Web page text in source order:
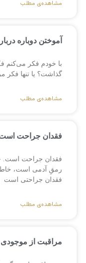
مشاهده‌ی مطلب
آموختن دوباره
با خودم فکر می‌کنم
گذاشت؟ یا تنها فکر
مشاهده‌ی مطلب
فقدان جراحت
فقدان جراحت است.
رمقِ آدمی است،
فقدان جراحتی است
مشاهده‌ی مطلب
مراقبت از